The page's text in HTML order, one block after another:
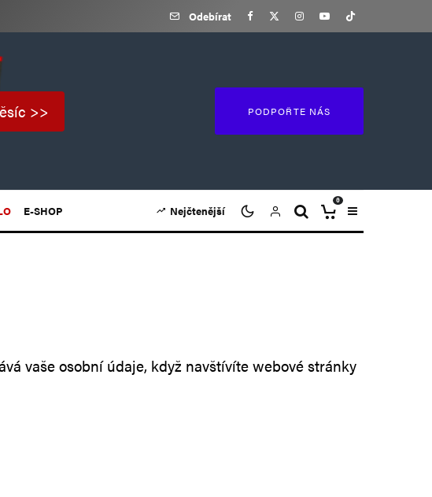
Odebírat
>> PODPOŘTE NÁS
E-SHOP Nejčtenější
0